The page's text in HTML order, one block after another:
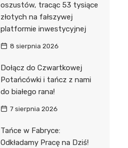
oszustów, tracąc 53 tysiące
złotych na fałszywej
platformie inwestycyjnej
8 sierpnia 2026
Dołącz do Czwartkowej
Potańcówki i tańcz z nami
do białego rana!
7 sierpnia 2026
Tańce w Fabryce:
Odkładamy Pracę na Dziś!